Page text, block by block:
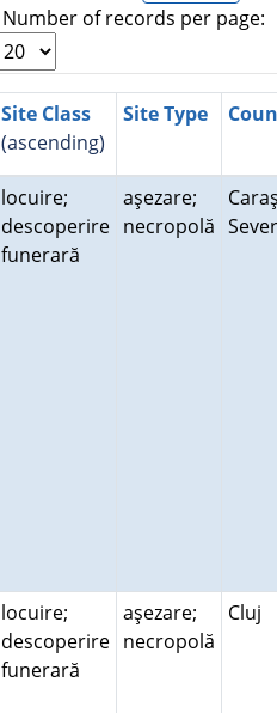
Number of records per page:
Site Class
(ascending)
Site Type
locuire;
descoperire
funerară
aşezare;
necropolă
locuire;
descoperire
funerară
aşezare;
necropolă
Cluj